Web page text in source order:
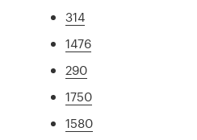
314
1476
290
1750
1580